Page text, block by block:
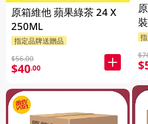
原箱維他 蘋果綠茶 24 X
250ML
指定品牌送贈品
$56.00
$40.00